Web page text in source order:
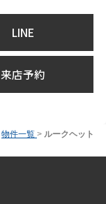
LINE
来店予約
物件一覧 > ルークヘット